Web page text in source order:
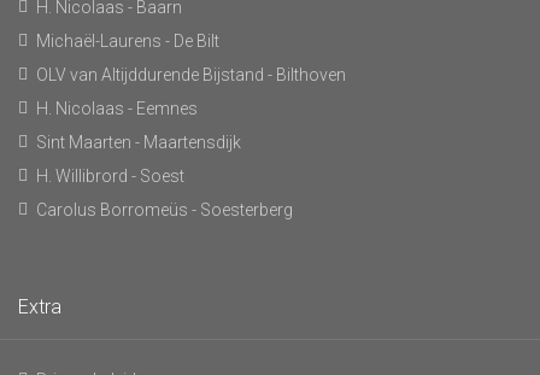
H. Nicolaas - Baarn
Michaël-Laurens - De Bilt
OLV van Altijddurende Bijstand - Bilthoven
H. Nicolaas - Eemnes
Sint Maarten - Maartensdijk
H. Willibrord - Soest
Carolus Borromeüs - Soesterberg
Extra